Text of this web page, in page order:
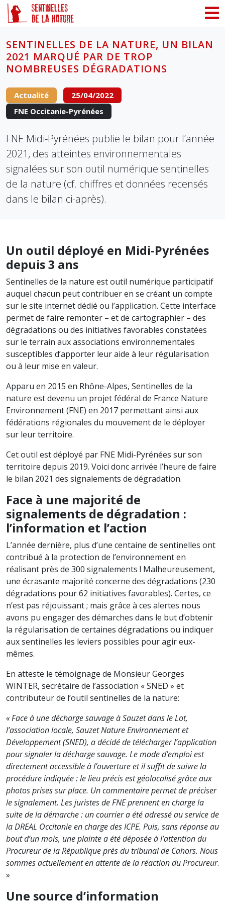
SENTINELLES DE LA NATURE, UN BILAN
2021 MARQUÉ PAR DE TROP
NOMBREUSES DÉGRADATIONS
Actualité
25/04/2022
FNE Occitanie-Pyrénées
FNE Midi-Pyrénées publie le bilan pour l’année
2021, des atteintes environnementales
signalées sur son outil numérique sentinelles
de la nature (cf. chiffres et données recensés
dans le bilan ci-après).
Un outil déployé en Midi-Pyrénées
depuis 3 ans
Sentinelles de la nature est outil numérique participatif
auquel chacun peut contribuer en se créant un compte
sur le site internet dédié ou l’application. Cette interface
permet de faire remonter – et de cartographier – des
dégradations ou des initiatives favorables constatées
sur le terrain aux associations environnementales
susceptibles d’apporter leur aide à leur régularisation
ou à leur mise en valeur.
Apparu en 2015 en Rhône-Alpes, Sentinelles de la
nature est devenu un projet fédéral de France Nature
Environnement (FNE) en 2017 permettant ainsi aux
fédérations régionales du mouvement de le déployer
sur leur territoire.
Cet outil est déployé par FNE Midi-Pyrénées sur son
territoire depuis 2019. Voici donc arrivée l’heure de faire
le bilan 2021 des signalements de dégradation.
Face à une majorité de
signalements de dégradation :
l’information et l’action
L’année dernière, plus d’une centaine de sentinelles ont
contribué à la protection de l’environnement en
réalisant près de 300 signalements ! Malheureusement,
une écrasante majorité concerne des dégradations (230
dégradations pour 62 initiatives favorables). Certes, ce
n’est pas réjouissant ; mais grâce à ces alertes nous
avons pu engager des démarches dans le but d’obtenir
la régularisation de certaines dégradations ou indiquer
aux sentinelles les leviers possibles pour agir eux-
mêmes.
En atteste le témoignage de Monsieur Georges
WINTER, secrétaire de l’association « SNED » et
contributeur de l’outil sentinelles de la nature:
« Face à une décharge sauvage à Sauzet dans le Lot,
l’association locale, Sauzet Nature Environnement et
Développement (SNED), a décidé de télécharger l’application
pour signaler la décharge sauvage. Le mode d’emploi est
directement accessible à l’ouverture et il suffit de suivre la
procédure indiquée : le lieu précis est géolocalisé grâce aux
photos prises sur place. Un commentaire permet de préciser
le signalement. Les juristes de FNE prennent en charge la
suite de la démarche : un courrier a été adressé au service de
la DREAL Occitanie en charge des ICPE. Puis, sans réponse au
bout d’un mois, une plainte a été déposée à l’attention du
Procureur de la République près du tribunal de Cahors. Nous
sommes actuellement en attente de la réaction du Procureur.
»
Une source d’information
Panneau de gestion des cookies